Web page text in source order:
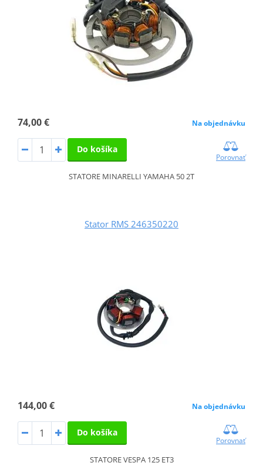
74,00 € Na objednávku
Do košíka
Porovnať
STATORE MINARELLI YAMAHA 50 2T
Stator RMS 246350220
144,00 € Na objednávku
Do košíka
Porovnať
STATORE VESPA 125 ET3